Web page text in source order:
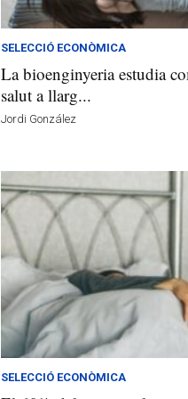
SELECCIÓ ECONÒMICA
La bioenginyeria estudia
salut a llarg...
Jordi González
SELECCIÓ ECONÒMICA